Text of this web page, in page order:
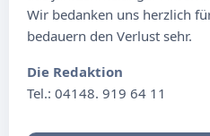
Wir bedanken uns herzlich
bedauern den Verlust sehr.
Die Redaktion
Tel.: 04148. 919 64 11